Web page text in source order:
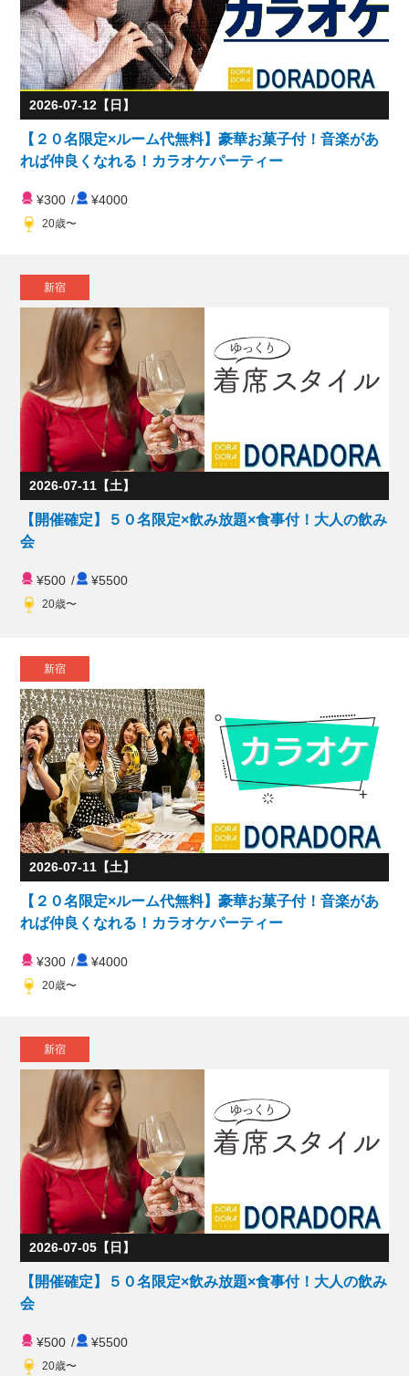
2026-07-12【日】
【２０名限定×ルーム代無料】豪華お菓子付！音楽があ
れば仲良くなれる！カラオケパーティー
¥300 / ¥4000
20歳〜
新宿
2026-07-11【土】
【開催確定】５０名限定×飲み放題×食事付！大人の飲み
会
¥500 / ¥5500
20歳〜
新宿
2026-07-11【土】
【２０名限定×ルーム代無料】豪華お菓子付！音楽があ
れば仲良くなれる！カラオケパーティー
¥300 / ¥4000
20歳〜
新宿
2026-07-05【日】
【開催確定】５０名限定×飲み放題×食事付！大人の飲み
会
¥500 / ¥5500
20歳〜